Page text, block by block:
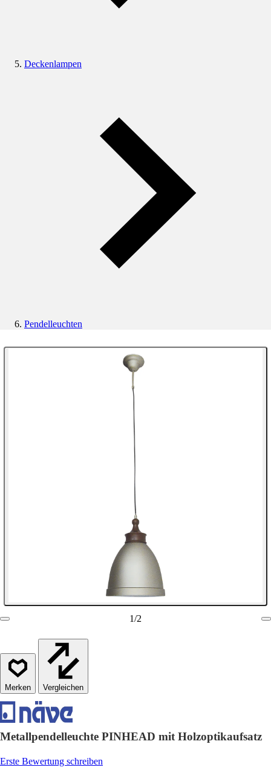
Deckenlampen
Pendelleuchten
1/2
Vergleichen
Metallpendelleuchte PINHEAD mit Holzoptikaufsatz
Erste Bewertung schreiben